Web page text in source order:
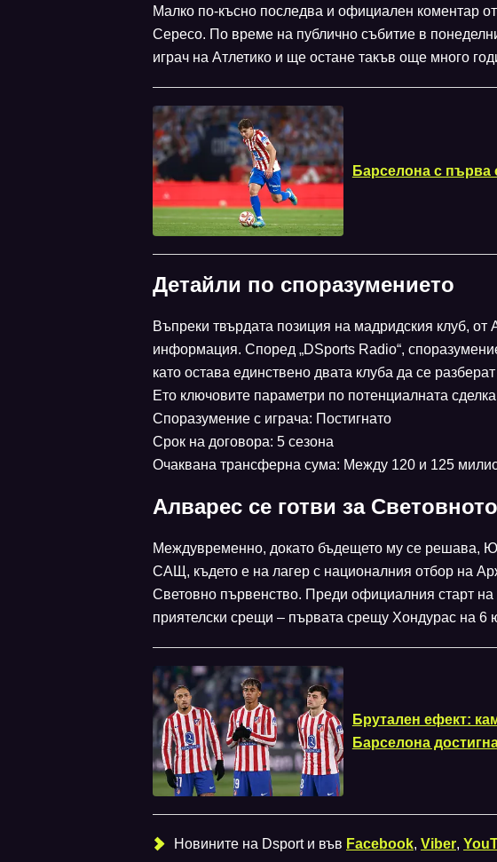
Малко по-късно последва и официален коментар
Сересо. По време на публично събитие в
играч на Атлетико и ще остане такъв още много
Барселона с първа
Детайли по споразумението
Въпреки твърдата позиция на мадридския клуб,
информация. Според „DSports Radio“,
като остава единствено двата клуба да се
Ето ключовите параметри по потенциалната
Споразумение с играча: Постигнато
Срок на договора: 5 сезона
Очаквана трансферна сума: Между 120 и 125
Алварес се готви за
Междувременно, докато бъдещето му се решава,
САЩ, където е на лагер с националния отбор на
Световно първенство. Преди официалния старт на
приятелски срещи – първата срещу Хондурас на
Брутален ефект:
Барселона
Новините на Dsport и във Facebook, Viber,